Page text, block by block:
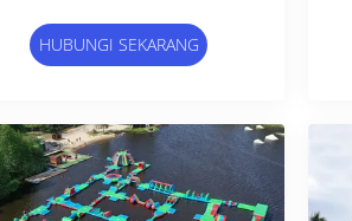
TUV
HUBUNGI SEKARANG